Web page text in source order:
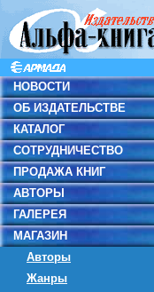
НОВОСТИ
ОБ ИЗДАТЕЛЬСТВЕ
КАТАЛОГ
СОТРУДНИЧЕСТВО
ПРОДАЖА КНИГ
АВТОРЫ
ГАЛЕРЕЯ
МАГАЗИН
Авторы
Жанры